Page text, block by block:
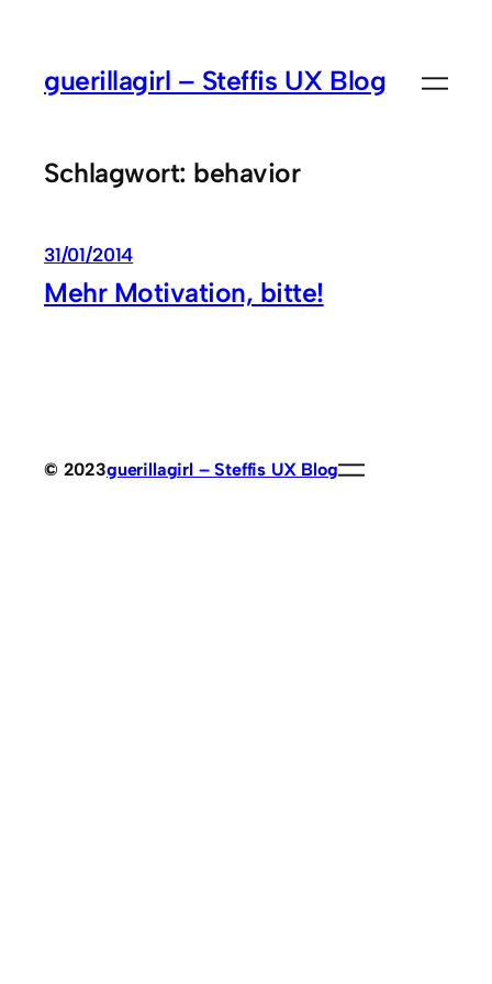
springen
guerillagirl – Steffis UX Blog
Schlagwort: behavior
31/01/2014
Mehr Motivation, bitte!
© 2023guerillagirl – Steffis UX Blog